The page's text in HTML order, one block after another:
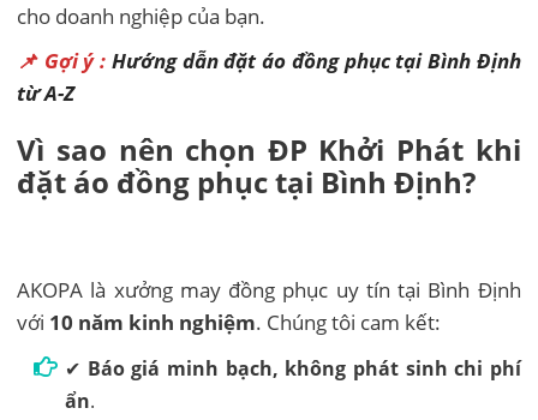
cho doanh nghiệp của bạn.
📌 Gợi ý : Hướng dẫn đặt áo đồng phục tại Bình Định
từ A-Z
Vì sao nên chọn ĐP Khởi Phát khi
đặt áo đồng phục tại Bình Định?
AKOPA là xưởng may đồng phục uy tín tại Bình Định
với 10 năm kinh nghiệm. Chúng tôi cam kết:
✔ Báo giá minh bạch, không phát sinh chi phí
ẩn.